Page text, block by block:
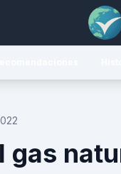
gas